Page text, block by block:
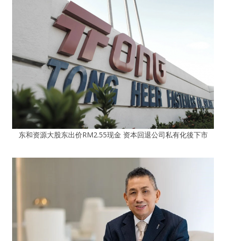
东和资源大股东出价RM2.55现金 资本回退公司私有化後下市